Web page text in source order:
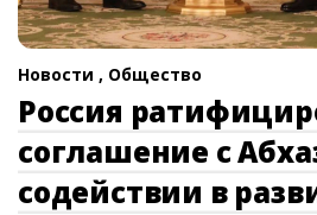
Новости , Общество
Россия
соглашение с
содействии в